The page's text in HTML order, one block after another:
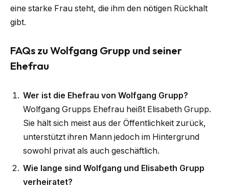
eine starke Frau steht, die ihm den nötigen Rückhalt
gibt.
FAQs zu Wolfgang Grupp und seiner
Ehefrau
Wer ist die Ehefrau von Wolfgang Grupp?
Wolfgang Grupps Ehefrau heißt Elisabeth Grupp.
Sie hält sich meist aus der Öffentlichkeit zurück,
unterstützt ihren Mann jedoch im Hintergrund
sowohl privat als auch geschäftlich.
Wie lange sind Wolfgang und Elisabeth Grupp
verheiratet?